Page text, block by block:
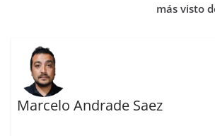
más visto
Marcelo Andrade Saez